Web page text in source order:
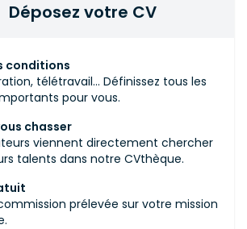
Déposez votre CV
conditions
télétravail... Définissez tous les
pour vous.
chasser
viennent directement chercher
talents dans notre CVthèque.
prélevée sur votre mission